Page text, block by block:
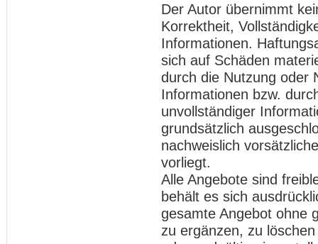
Der Autor übernimmt
Korrektheit,
Informationen.
sich auf Schäden
durch die Nutzung oder
Informationen bzw.
unvollständiger
grundsätzlich
nachweislich
vorliegt.
Alle Angebote sind
behält es sich
gesamte Angebot ohne
zu ergänzen, zu